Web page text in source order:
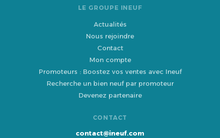
LE GROUPE INEUF
Actualités
Nous rejoindre
Contact
Mon compte
Promoteurs : Boostez vos ventes avec Ineuf
Recherche un bien neuf par promoteur
Devenez partenaire
CONTACT
contact@ineuf.com